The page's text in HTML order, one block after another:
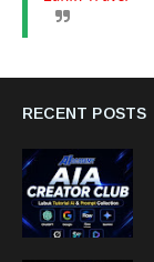
RECENT POSTS